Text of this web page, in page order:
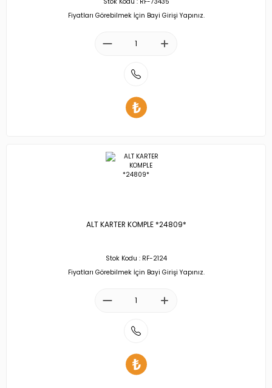
Fiyatları Görebilmek İçin Bayi Girişi Yapınız.
ALT KARTER KOMPLE *24809*
Stok Kodu : RF-2124
Fiyatları Görebilmek İçin Bayi Girişi Yapınız.